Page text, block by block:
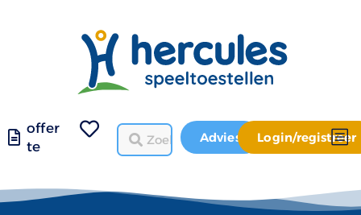
offer
te
Advies Login/registreer